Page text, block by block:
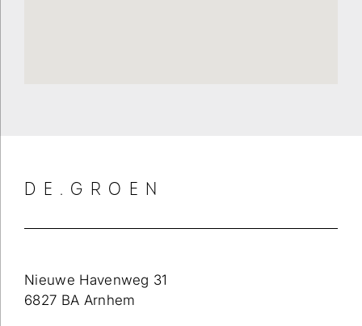
DE.GROEN
Nieuwe Havenweg 31
6827 BA Arnhem